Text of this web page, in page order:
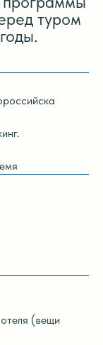
туром
(вещи